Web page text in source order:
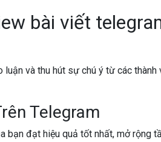
bài viết
và thu hút sự chú ý từ các
Telegram
đạt hiệu quả tốt nhất, mở rộng